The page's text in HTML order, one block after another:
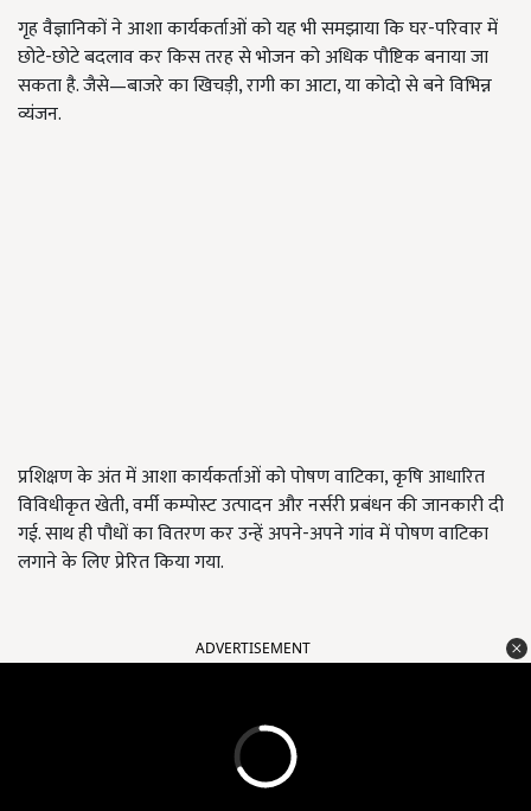
गृह वैज्ञानिकों ने आशा कार्यकर्ताओं को यह भी समझाया कि घर-परिवार में
छोटे-छोटे बदलाव कर किस तरह से भोजन को अधिक पौष्टिक बनाया जा
सकता है. जैसे—बाजरे का खिचड़ी, रागी का आटा, या कोदो से बने विभिन्न
व्यंजन.
प्रशिक्षण के अंत में आशा कार्यकर्ताओं को पोषण वाटिका, कृषि आधारित
विविधीकृत खेती, वर्मी कम्पोस्ट उत्पादन और नर्सरी प्रबंधन की जानकारी दी
गई. साथ ही पौधों का वितरण कर उन्हें अपने-अपने गांव में पोषण वाटिका
लगाने के लिए प्रेरित किया गया.
ADVERTISEMENT